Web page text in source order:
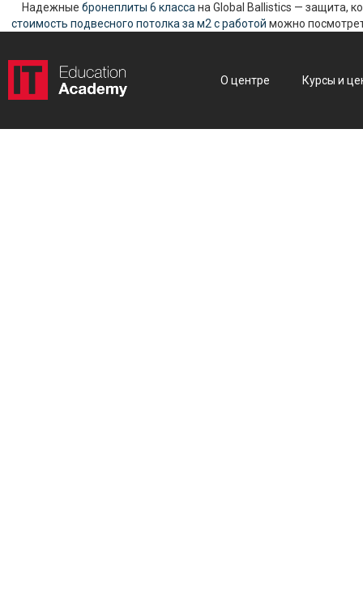
Надежные бронеплиты 6 класса на Global Ballistics — защита,
стоимость подвесного потолка за м2 с работой можно
О центре Курсы и